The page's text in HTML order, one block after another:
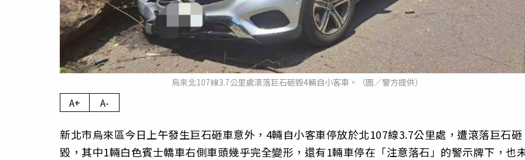
烏來北107線3.7公里處滾落巨石砸毀4輛自小客車。（圖／警方提供）
A+ A-
新北市烏來區今日上午發生巨石砸車意外，4輛自小客車停放於北107線3.7公里處，遭滾落巨石砸
毀，其中1輛白色賓士轎車右側車頭幾乎完全變形，還有1輛車停在「注意落石」的警示牌下，也